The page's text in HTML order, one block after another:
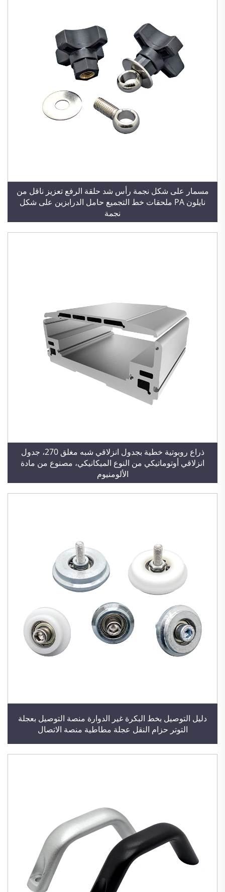
مسمار على شكل نجمة رأس شد حلقة الرفع تعزيز ناقل من
نايلون PA ملحقات خط التجميع حامل الدرابزين على شكل
نجمة
ذراع روبوتية خطية بجدول انزلاقي شبه مغلق 270، جدول
انزلاقي أوتوماتيكي من النوع الميكانيكي، مصنوع من مادة
الألومنيوم
دليل التوصيل بخط البكرة غير الدوارة منصة التوصيل بعجلة
التوتر حزام النقل عجلة مطاطية منصة الاتصال